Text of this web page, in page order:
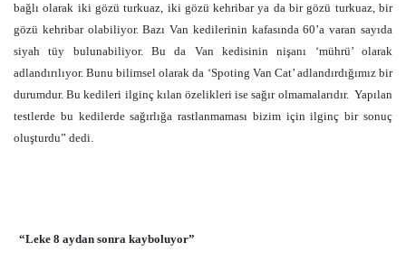
bağlı olarak iki gözü turkuaz, iki gözü kehribar ya da bir gözü turkuaz, bir
gözü kehribar olabiliyor. Bazı Van kedilerinin kafasında 60’a varan sayıda
siyah tüy bulunabiliyor. Bu da Van kedisinin nişanı ‘mührü’ olarak
adlandırılıyor. Bunu bilimsel olarak da ‘Spoting Van Cat’ adlandırdığımız bir
durumdur. Bu kedileri ilginç kılan özelikleri ise sağır olmamalarıdır. Yapılan
testlerde bu kedilerde sağırlığa rastlanmaması bizim için ilginç bir sonuç
oluşturdu” dedi.
“Leke 8 aydan sonra kayboluyor”